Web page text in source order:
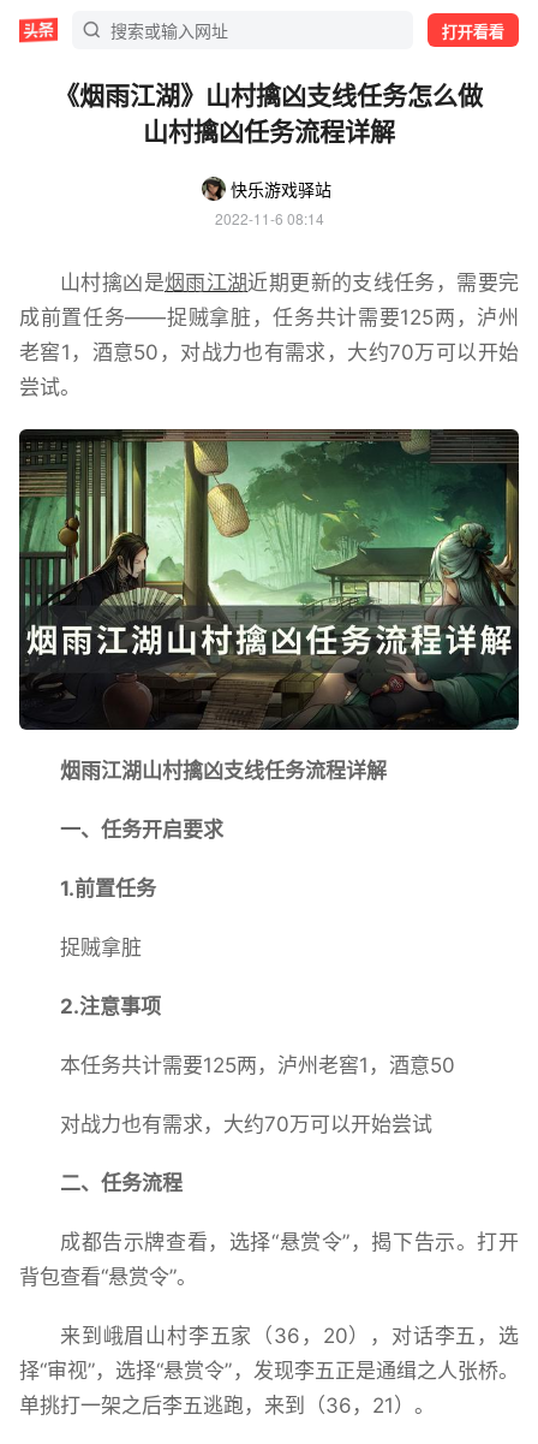
打开看看
《烟雨江湖》山村擒凶支线任务怎么做
山村擒凶任务流程详解
快乐游戏驿站
2022-11-6 08:14
山村擒凶是烟雨江湖近期更新的支线任务，需要完
成前置任务——捉贼拿脏，任务共计需要125两，泸州
老窖1，酒意50，对战力也有需求，大约70万可以开始
尝试。
烟雨江湖山村擒凶支线任务流程详解
一、任务开启要求
1.前置任务
捉贼拿脏
2.注意事项
本任务共计需要125两，泸州老窖1，酒意50
对战力也有需求，大约70万可以开始尝试
二、任务流程
成都告示牌查看，选择“悬赏令”，揭下告示。打开
背包查看“悬赏令”。
来到峨眉山村李五家（36，20），对话李五，选
择“审视”，选择“悬赏令”，发现李五正是通缉之人张桥。
单挑打一架之后李五逃跑，来到（36，21）。